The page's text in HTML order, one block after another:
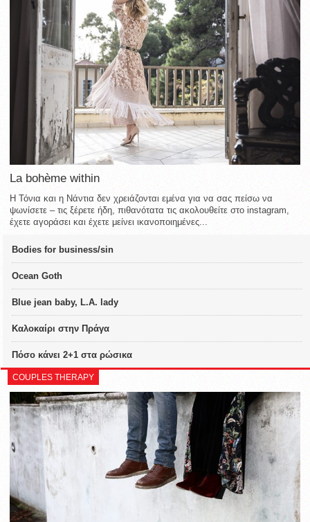
La bohème within
Η Τόνια και η Νάντια δεν χρειάζονται εμένα για να σας πείσω να
ψωνίσετε – τις ξέρετε ήδη, πιθανότατα τις ακολουθείτε στο instagram,
έχετε αγοράσει και έχετε μείνει ικανοποιημένες...
Bodies for business/sin
Ocean Goth
Blue jean baby, L.A. lady
Καλοκαίρι στην Πράγα
Πόσο κάνει 2+1 στα ρώσικα
COUPLES THERAPY